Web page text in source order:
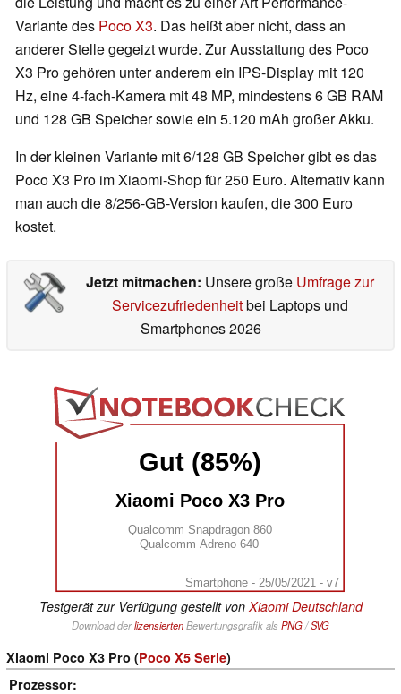
Variante des Poco X3. Das heißt aber nicht, dass an
anderer Stelle gegeizt wurde. Zur Ausstattung des Poco
X3 Pro gehören unter anderem ein IPS-Display mit 120
Hz, eine 4-fach-Kamera mit 48 MP, mindestens 6 GB RAM
und 128 GB Speicher sowie ein 5.120 mAh großer Akku.
In der kleinen Variante mit 6/128 GB Speicher gibt es das
Poco X3 Pro im Xiaomi-Shop für 250 Euro. Alternativ kann
man auch die 8/256-GB-Version kaufen, die 300 Euro
kostet.
Jetzt mitmachen: Unsere große Umfrage zur
Servicezufriedenheitbei Laptops und
Smartphones 2026
Gut (85%)
Xiaomi Poco X3 Pro
Qualcomm Snapdragon 860
Qualcomm Adreno 640
Smartphone - 25/05/2021 - v7
Testgerät zur Verfügung gestellt von Xiaomi Deutschland
Download derlizensiertenBewertungsgrafik als PNG/SVG
Xiaomi Poco X3 Pro (Poco X5 Serie)
Prozessor